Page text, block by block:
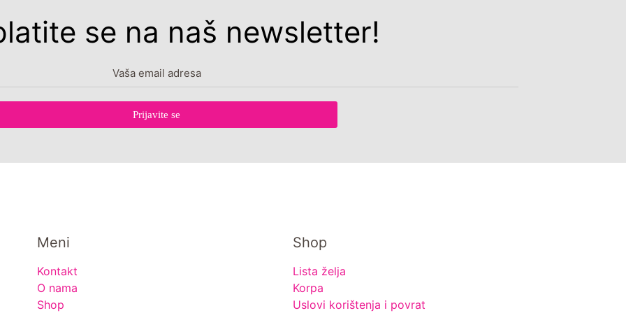
se na naš newsletter!
Prijavite se
Meni
Kontakt
O nama
Shop
Shop
Lista želja
Korpa
Uslovi korištenja i povrat